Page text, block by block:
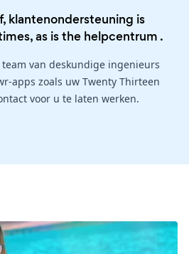
klantenondersteuning is
as is the helpcentrum .
van deskundige ingenieurs
apps zoals uw Twenty Thirteen
voor u te laten werken.